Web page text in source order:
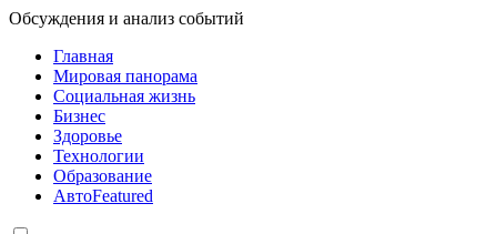
Обсуждения и анализ событий
Главная
Мировая панорама
Социальная жизнь
Бизнес
Здоровье
Технологии
Образование
АвтоFeatured